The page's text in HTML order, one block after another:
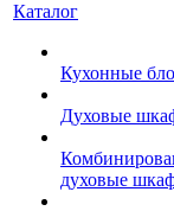
Каталог
Кухонные
Духовые
духовые